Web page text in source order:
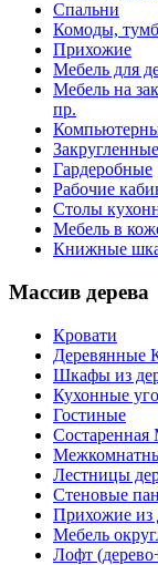
Спальни
Комоды,
Прихожие
Мебель для
Мебель на
пр.
Гардеробные
Рабочие
Столы
Мебель в
Книжные
Массив дерева
Кровати
Деревянные
Шкафы из
Кухонные
Гостиные
Состаренная
Лестницы
Стеновые
Прихожие из
Мебель
Лофт